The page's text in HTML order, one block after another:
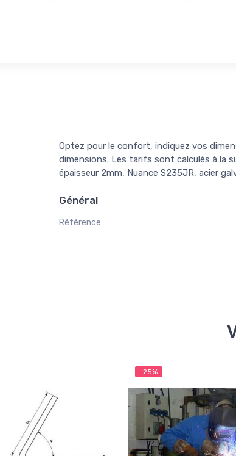
Optez pour le confort, indiquez vos
dimensions. Les tarifs sont calculés à la
épaisseur 2mm, Nuance S235JR, acier
Général
Référence
-25%